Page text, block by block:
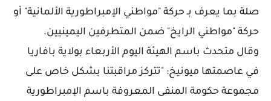
صلة بما يعرف بـ حركة "مواطني الإمبراطورية الألمانية" أو
حركة "مواطني الرايخ" ضمن المتطرفين اليمينيين.
وقال متحدث باسم الهيئة اليوم الأربعاء بولاية بافاريا
في عاصمتها ميونيخ: "تتركز مراقبتنا بشكل خاص على
مجموعة حكومة المنفى المعروفة باسم الإمبراطورية